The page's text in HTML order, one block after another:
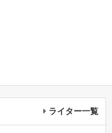
ライター一覧